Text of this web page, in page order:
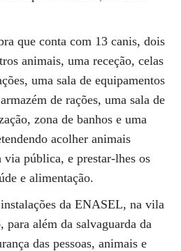
que conta com 13 canis, dois
animais, uma receção, celas
uma sala de equipamentos
de rações, uma sala de
zona de banhos e uma
acolher animais
via pública, e prestar-lhes os
e alimentação.
da ENASEL, na vila
para além da salvaguarda da
das pessoas, animais e